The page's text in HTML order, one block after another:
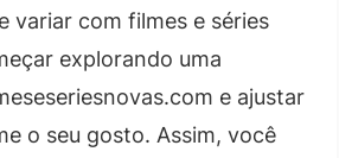
variar com filmes e séries
explorando uma
e ajustar
o seu gosto. Assim, você